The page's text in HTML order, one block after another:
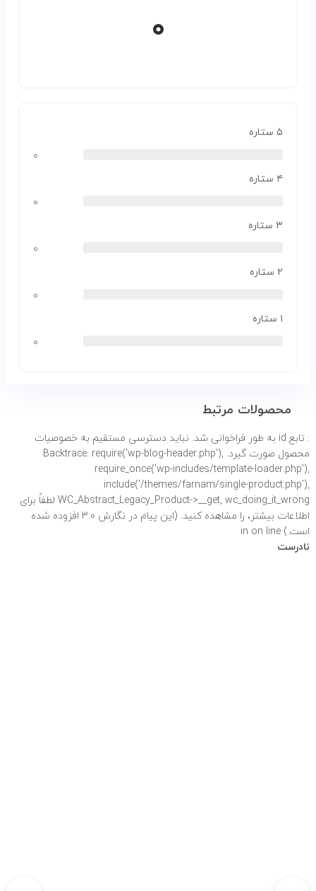
۰
۵ ستاره
۰
۴ ستاره
۰
۳ ستاره
۰
۲ ستاره
۰
۱ ستاره
۰
محصولات مرتبط
: تابع id به طور
فراخوانی شد. نباید دسترسی مستقیم به خصوصیات
محصول صورت گیرد. Backtrace: require('wp-blog-header.php'),
require_once('wp-includes/template-loader.php'),
include('/themes/farnam/single-product.php'),
WC_Abstract_Legacy_Product->__get, wc_doing_it_wrong لطفاً برای
اطلاعات بیشتر،
را مشاهده کنید. (این پیام در نگارش 3.0 افزوده شده
است.) in on line
نادرست